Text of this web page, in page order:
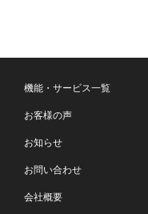
機能・サービス一覧
お客様の声
お知らせ
お問い合わせ
会社概要